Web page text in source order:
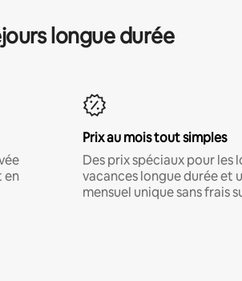
longue durée
en
Prix au mois tout simples
Des prix spéciaux pour les
vacances longue durée et
mensuel unique sans frais